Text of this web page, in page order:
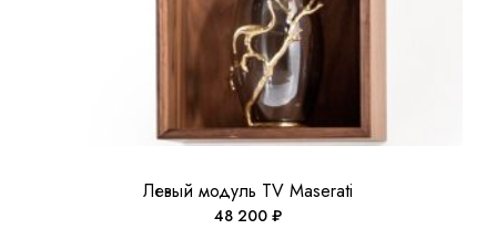
Левый модуль ТV Maserati
48 200₽